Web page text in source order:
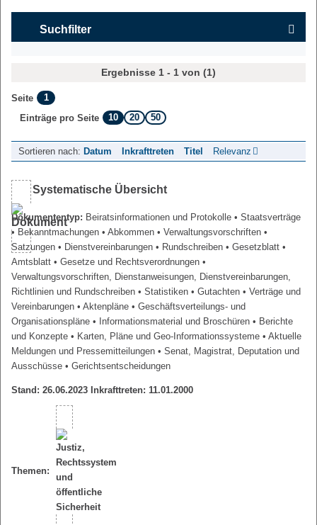
Suchfilter
Ergebnisse 1 - 1 von (1)
Seite
1
Einträge pro Seite
10 20 50
Sortieren nach: Datum Inkrafttreten Titel Relevanz
Systematische Übersicht
Dokumententyp: Beiratsinformationen und Protokolle • Staatsverträge
• Bekanntmachungen • Abkommen • Verwaltungsvorschriften •
Satzungen • Dienstvereinbarungen • Rundschreiben • Gesetzblatt •
Amtsblatt • Gesetze und Rechtsverordnungen •
Verwaltungsvorschriften, Dienstanweisungen, Dienstvereinbarungen,
Richtlinien und Rundschreiben • Statistiken • Gutachten • Verträge und
Vereinbarungen • Aktenpläne • Geschäftsverteilungs- und
Organisationspläne • Informationsmaterial und Broschüren • Berichte
und Konzepte • Karten, Pläne und Geo-Informationssysteme • Aktuelle
Meldungen und Pressemitteilungen • Senat, Magistrat, Deputation und
Ausschüsse • Gerichtsentscheidungen
Stand: 26.06.2023 Inkrafttreten: 11.01.2000
Themen: